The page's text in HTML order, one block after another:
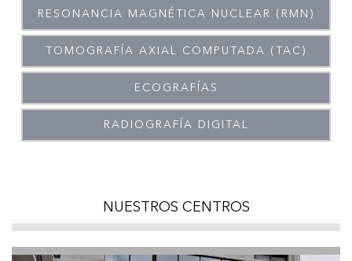
RESONANCIA MAGNÉTICA NUCLEAR (RMN)
TOMOGRAFÍA AXIAL COMPUTADA (TAC)
ECOGRAFÍAS
RADIOGRAFÍA DIGITAL
NUESTROS CENTROS